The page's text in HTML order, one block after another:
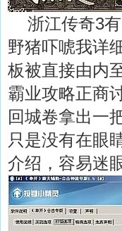
浙江传奇3有
野猪吓唬我详
板被直接由内
霸业攻略正商
回城卷拿出一
只是没有在眼
介绍，容易迷